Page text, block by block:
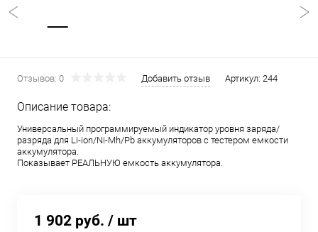
Отзывов: 0 Добавить отзыв Артикул: 244
Описание товара:
Универсальный программируемый индикатор уровня заряда/
разряда для Li-ion/Ni-Mh/Pb аккумуляторов с тестером емкости
аккумулятора.
Показывает РЕАЛЬНУЮ емкость аккумулятора.
1 902 руб. / шт